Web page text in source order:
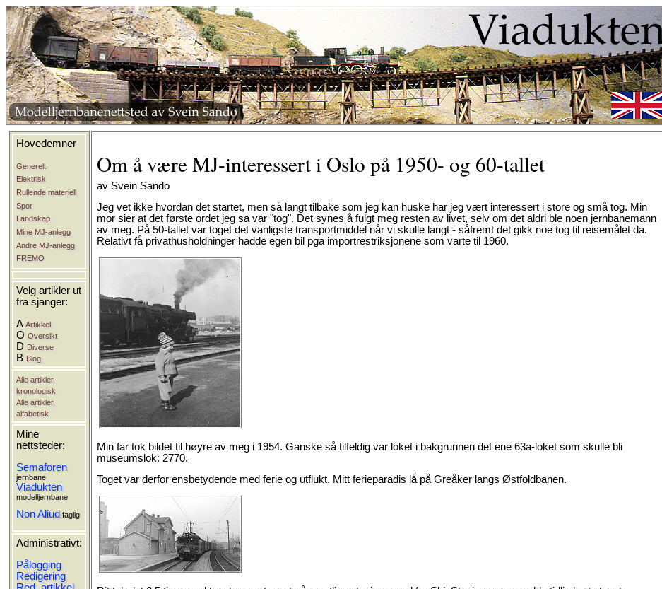
Hovedemner
Generelt
Elektrisk
Rullende materiell
Spor
Landskap
Mine MJ-anlegg
Andre MJ-anlegg
FREMO
Velg artikler ut
fra sjanger:
AArtikkel
OOversikt
D Diverse
B Blog
Alle artikler,
kronologisk
Alle artikler,
alfabetisk
Mine
nettsteder:
Semaforen
jernbane
Viadukten
modelljernbane
Non Aliud faglig
Administrativt:
Pålogging
Redigering
Om å være MJ-interessert i Oslo på 1950- og 60-tallet
av Svein Sando
Jeg vet ikke hvordan det startet, men så langt tilbake som jeg kan huske har jeg vært interessert i store og små tog. Min
mor sier at det første ordet jeg sa var "tog". Det synes å fulgt meg resten av livet, selv om det aldri ble noen jernbanemann
av meg. På 50-tallet var toget det vanligste transportmiddel når vi skulle langt - såfremt det gikk noe tog til reisemålet da.
Relativt få privathusholdninger hadde egen bil pga importrestriksjonene som varte til 1960.
Min far tok bildet til høyre av meg i 1954. Ganske så tilfeldig var loket i bakgrunnen det ene 63a-loket som skulle bli
museumslok: 2770.
Toget var derfor ensbetydende med ferie og utflukt. Mitt ferieparadis lå på Greåker langs Østfoldbanen.